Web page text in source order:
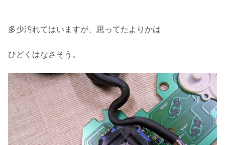
多少汚れてはいますが、思ってたよりかは
ひどくはなさそう。